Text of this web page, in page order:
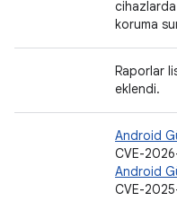
cihazlarda
koruma
Raporlar
eklendi.
Android
CVE-
Android
CVE-